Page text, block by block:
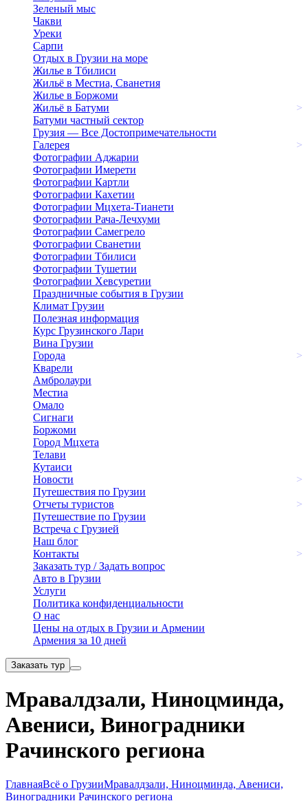
Зеленый мыс
Чакви
Уреки
Сарпи
Отдых в Грузии на море
Жилье в Тбилиси
Жильё в Местиа, Сванетия
Жилье в Боржоми
Жильё в Батуми
>
Батуми частный сектор
Грузия — Все Достопримечательности
Галерея
>
Фотографии Аджарии
Фотографии Имерети
Фотографии Картли
Фотографии Кахетии
Фотографии Мцхета-Тианети
Фотографии Рача-Лечхуми
Фотографии Самегрело
Фотографии Сванетии
Фотографии Тбилиси
Фотографии Тушетии
Фотографии Хевсуретии
Праздничные события в Грузии
Климат Грузии
Полезная информация
Курс Грузинского Лари
Вина Грузии
Города
>
Кварели
Амбролаури
Местиа
Омало
Сигнаги
Боржоми
Город Мцхета
Телави
Кутаиси
Новости
>
Путешествия по Грузии
Отчеты туристов
>
Путешествие по Грузии
Встреча с Грузией
Наш блог
Контакты
>
Заказать тур / Задать вопрос
Авто в Грузии
Услуги
Политика конфиденциальности
О нас
Цены на отдых в Грузии и Армении
Армения за 10 дней
Заказать тур
Мравалдзали, Ниноцминда,
Авениси, Виноградники
Рачинского региона
ГлавнаяВсё о ГрузииМравалдзали, Ниноцминда, Авениси,
Виноградники Рачинского региона